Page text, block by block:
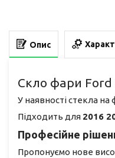
Опис
Скло фари Ford
У наявності стекла
Підходить для 2016
Професійне
Пропонуємо нове